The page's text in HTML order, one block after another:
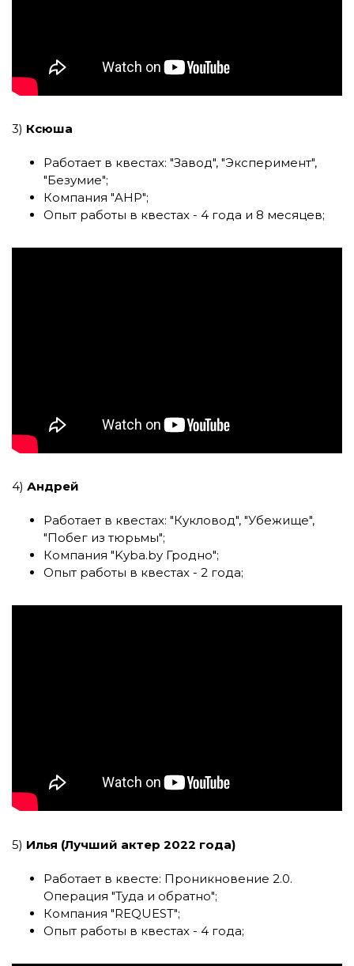
3) Ксюша
Работает в квестах: "Завод", "Эксперимент",
"Безумие";
Компания "AHP";
Опыт работы в квестах - 4 года и 8 месяцев;
4) Андрей
Работает в квестах: "Кукловод", "Убежище",
"Побег из тюрьмы";
Компания "Kyba.by Гродно";
Опыт работы в квестах - 2 года;
5) Илья (Лучший актер 2022 года)
Работает в квесте: Проникновение 2.0.
Операция "Туда и обратно";
Компания "REQUEST";
Опыт работы в квестах - 4 года;